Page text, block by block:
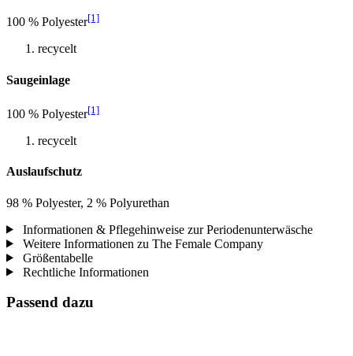
100 % Polyester[1]
recycelt
Saugeinlage
100 % Polyester[1]
recycelt
Auslaufschutz
98 % Polyester, 2 % Polyurethan
Informationen & Pflegehinweise zur Periodenunterwäsche
Weitere Informationen zu The Female Company
Größentabelle
Rechtliche Informationen
Passend dazu